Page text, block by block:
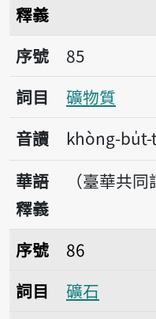
釋義
序號85礦物質
序號
85
詞目
礦物質
音讀
khòng-
華語
釋義
（臺華共同
序號86礦石
序號
86
詞目
礦石